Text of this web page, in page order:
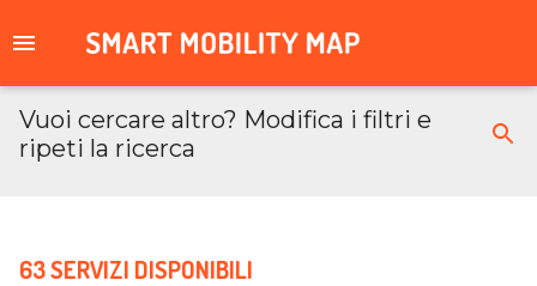
Vuoi cercare altro? Modifica i filtri e
ripeti la ricerca
63 SERVIZI DISPONIBILI